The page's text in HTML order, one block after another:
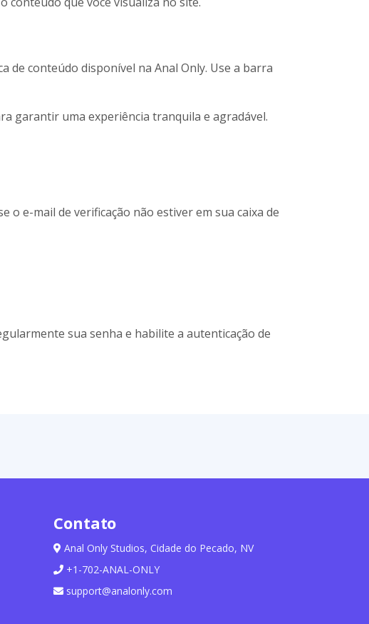
de conteúdo disponível na Anal Only. Use a barra
garantir uma experiência tranquila e agradável.
o e-mail de verificação não estiver em sua caixa de
sua senha e habilite a autenticação de
Contato
Anal Only Studios, Cidade do Pecado, NV
+1-702-ANAL-ONLY
support@analonly.com